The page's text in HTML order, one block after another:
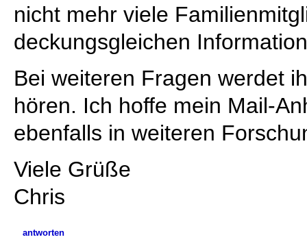
nicht mehr viele
deckungsgleichen
Bei weiteren Fragen werdet
hören. Ich hoffe mein Mail-
ebenfalls in weiteren
Viele Grüße
Chris
antworten